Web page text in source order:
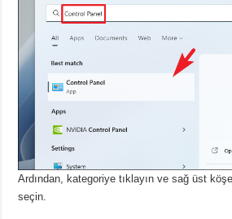
Ardından, kategoriye tıklayın ve sağ üst
seçin.